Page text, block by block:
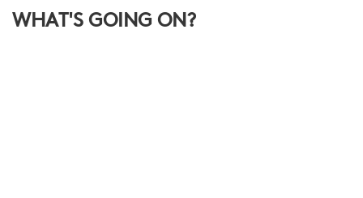
WHAT'S GOING ON?